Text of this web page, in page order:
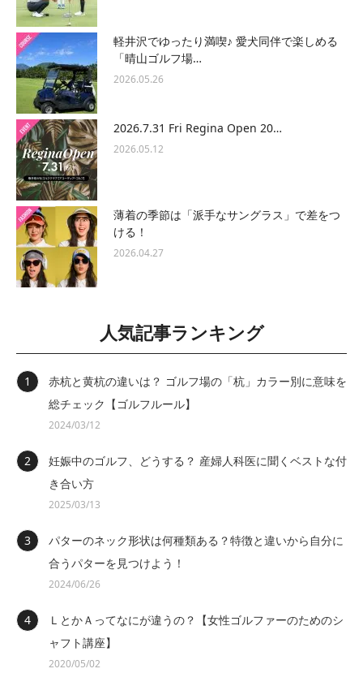
軽井沢でゆったり満喫♪ 愛犬同伴で楽しめる
「晴山ゴルフ場…
2026.05.26
2026.7.31 Fri Regina Open 20…
2026.05.12
薄着の季節は「派手なサングラス」で差をつ
ける！
2026.04.27
人気記事ランキング
赤杭と黄杭の違いは？ ゴルフ場の「杭」カラー別に意味を
総チェック【ゴルフルール】
2024/03/12
妊娠中のゴルフ、どうする？ 産婦人科医に聞くベストな付
き合い方
2025/03/13
パターのネック形状は何種類ある？特徴と違いから自分に
合うパターを見つけよう！
2024/06/26
ＬとかＡってなにが違うの？【女性ゴルファーのためのシ
ャフト講座】
2020/05/02